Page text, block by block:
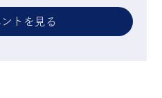
トを見る